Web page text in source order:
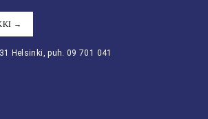
→
Helsinki, puh. 09 701 041